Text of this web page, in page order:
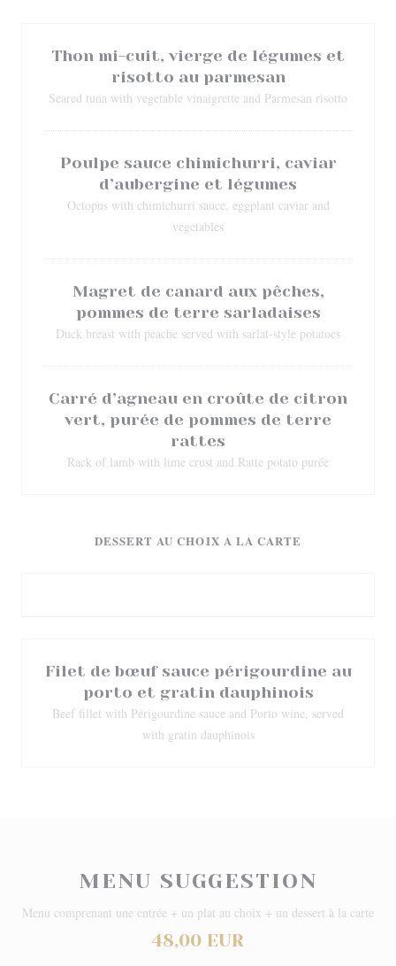
Thon mi-cuit, vierge de légumes et
risotto au parmesan
Seared tuna with vegetable vinaigrette and Parmesan risotto
Poulpe sauce chimichurri, caviar
d’aubergine et légumes
Octopus with chimichurri sauce, eggplant caviar and
vegetables
Magret de canard aux pêches,
pommes de terre sarladaises
Duck breast with peache served with sarlat-style potatoes
Carré d’agneau en croûte de citron
vert, purée de pommes de terre
rattes
Rack of lamb with lime crust and Ratte potato purée
DESSERT AU CHOIX A LA CARTE
Filet de bœuf sauce périgourdine au
porto et gratin dauphinois
Beef fillet with Périgourdine sauce and Porto wine, served
with gratin dauphinois
MENU SUGGESTION
Menu comprenant une entrée + un plat au choix + un dessert à la carte
48,00 EUR